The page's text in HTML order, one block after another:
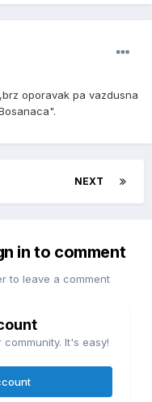
oporavak pa vazdusna
NEXT
in to comment
to leave a comment
It's easy!